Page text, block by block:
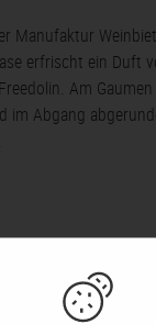
Manufaktur
erfrischt ein Duft
Am
im Abgang